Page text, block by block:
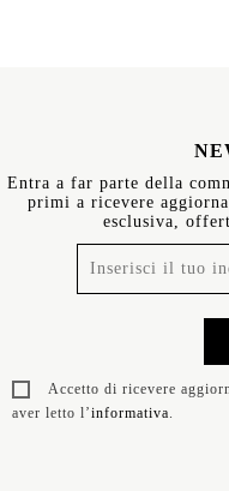
Entra a far parte della
primi a ricevere
esclusiva,
Accetto di ricevere
aver letto l’informativa.